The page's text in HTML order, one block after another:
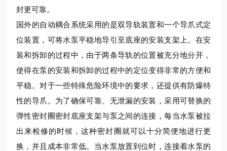
封更可靠。
国外的自动耦合系统采用的是双导轨装置和一个导爪式定
位装置，可将水泵平稳地导引至底座的安装支架上。在安
装和拆卸的过程中，由于两条导轨的位置被充分地分开，
使得在泵的安装和拆卸的过程中的定位变得非常的方便和
平稳。对于一些特殊危险环境中的要求，还提供有防爆特
性的导爪。为了确保可靠、无泄漏的安装，采用可替换的
弹性密封圈密封底座支架与泵之间的连接，每当水泵被拉
出来检修的时候，这种密封圈就可以十分简便地进行更
换，并且成本非常低。当水泵放置到位时，连接着水泵的